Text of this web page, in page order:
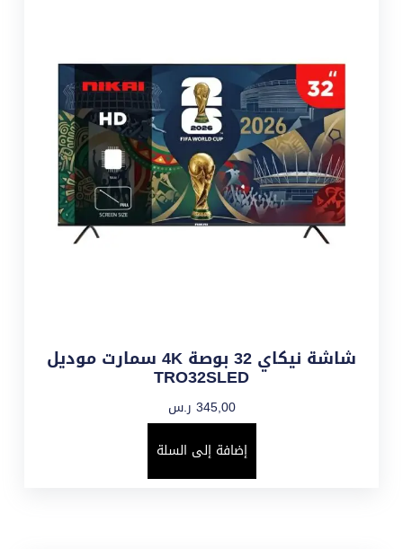
شاشة نيكاي 32 بوصة 4K سمارت موديل
TRO32SLED
345,00 ر.س
إضافة إلى السلة